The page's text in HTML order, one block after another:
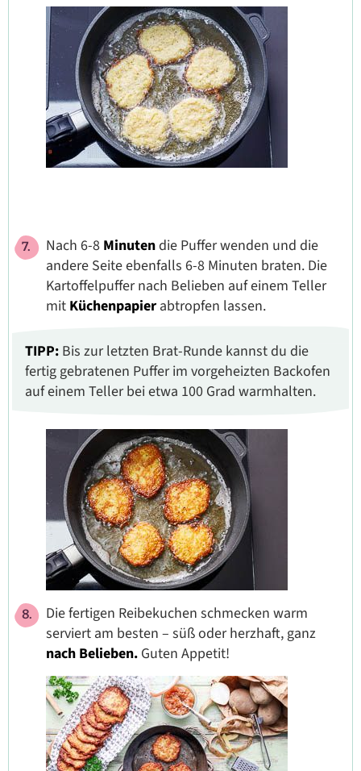
Nach 6-8 Minutendie Puffer wenden und die
andere Seite ebenfalls 6-8 Minuten braten. Die
Kartoffelpuffer nach Belieben auf einem Teller
mit Küchenpapier abtropfen lassen.
TIPP: Bis zur letzten Brat-Runde kannst du die
fertig gebratenen Puffer im vorgeheizten Backofen
auf einem Teller bei etwa 100 Grad warmhalten.
Die fertigen Reibekuchen schmecken warm
serviert am besten – süß oder herzhaft, ganz
nach Belieben. Guten Appetit!